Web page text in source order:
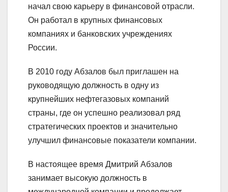
начал свою карьеру в финансовой отрасли.
Он работал в крупных финансовых
компаниях и банковских учреждениях
России.
В 2010 году Абзалов был приглашен на
руководящую должность в одну из
крупнейших нефтегазовых компаний
страны, где он успешно реализовал ряд
стратегических проектов и значительно
улучшил финансовые показатели компании.
В настоящее время Дмитрий Абзалов
занимает высокую должность в